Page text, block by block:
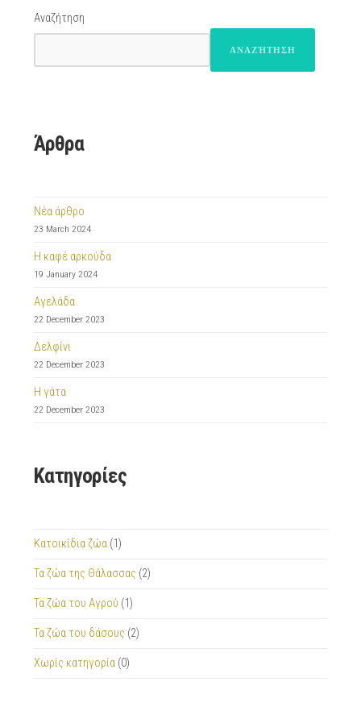
Αναζήτηση
ΑΝΑΖΉΤΗΣΗ
Άρθρα
Νέα άρθρο
23 March 2024
Η καφέ αρκούδα
19 January 2024
Αγελάδα
22 December 2023
Δελφίνι
22 December 2023
Η γάτα
22 December 2023
Κατηγορίες
Κατοικίδια ζώα(1)
Τα ζώα της Θάλασσας (2)
Τα ζώα του Αγρού (1)
Τα ζώα του δάσους (2)
Χωρίς κατηγορία(0)